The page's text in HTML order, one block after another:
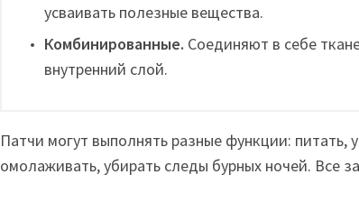
усваивать полезные вещества.
Комбинированные. Соединяют в себе
внутренний слой.
Патчи могут выполнять разные функции: питать,
омолаживать, убирать следы бурных ночей. Все